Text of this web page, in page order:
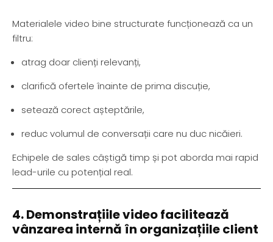
Materialele video bine structurate funcționează ca un
filtru:
atrag doar clienți relevanți,
clarifică ofertele înainte de prima discuție,
setează corect așteptările,
reduc volumul de conversații care nu duc nicăieri.
Echipele de sales câștigă timp și pot aborda mai rapid
lead-urile cu potențial real.
4. Demonstrațiile video facilitează
vânzarea internă în organizațiile client